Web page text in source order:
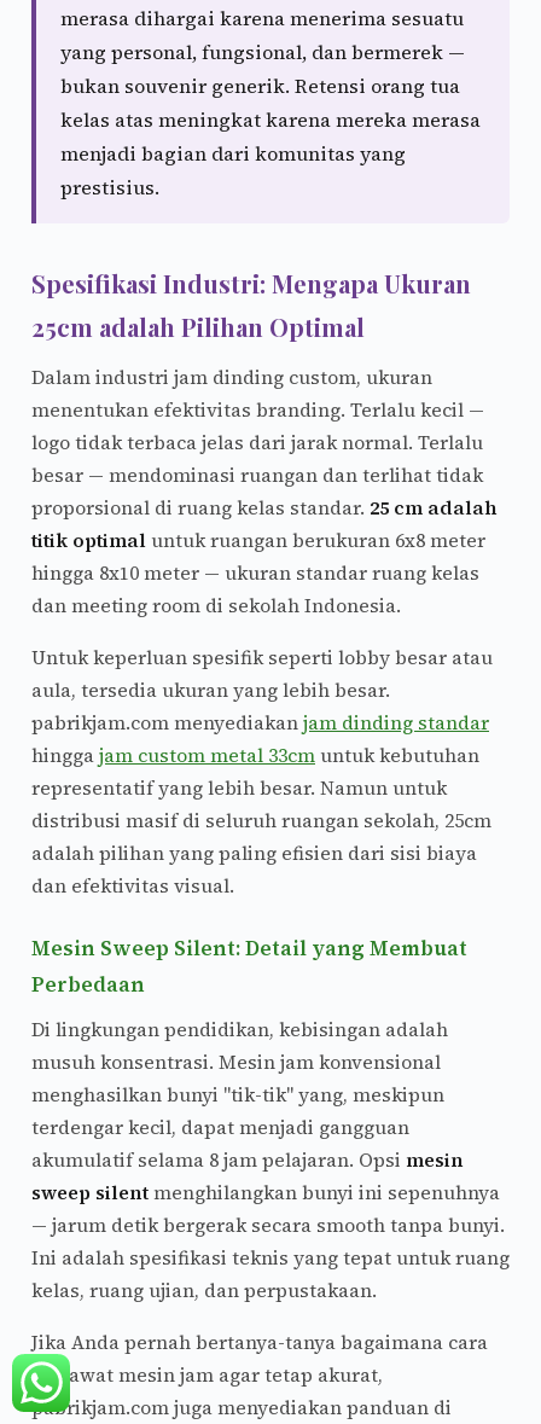
merasa dihargai karena menerima sesuatu
yang personal, fungsional, dan bermerek —
bukan souvenir generik. Retensi orang tua
kelas atas meningkat karena mereka merasa
menjadi bagian dari komunitas yang
prestisius.
Spesifikasi Industri: Mengapa Ukuran
25cm adalah Pilihan Optimal
Dalam industri jam dinding custom, ukuran
menentukan efektivitas branding. Terlalu kecil —
logo tidak terbaca jelas dari jarak normal. Terlalu
besar — mendominasi ruangan dan terlihat tidak
proporsional di ruang kelas standar. 25 cm adalah
titik optimaluntuk ruangan berukuran 6x8 meter
hingga 8x10 meter — ukuran standar ruang kelas
dan meeting room di sekolah Indonesia.
Untuk keperluan spesifik seperti lobby besar atau
aula, tersedia ukuran yang lebih besar.
pabrikjam.com menyediakanjam dinding standar
hinggajam custom metal 33cmuntuk kebutuhan
representatif yang lebih besar. Namun untuk
distribusi masif di seluruh ruangan sekolah, 25cm
adalah pilihan yang paling efisien dari sisi biaya
dan efektivitas visual.
Mesin Sweep Silent: Detail yang Membuat
Perbedaan
Di lingkungan pendidikan, kebisingan adalah
musuh konsentrasi. Mesin jam konvensional
menghasilkan bunyi "tik-tik" yang, meskipun
terdengar kecil, dapat menjadi gangguan
akumulatif selama 8 jam pelajaran. Opsi mesin
sweep silentmenghilangkan bunyi ini sepenuhnya
— jarum detik bergerak secara smooth tanpa bunyi.
Ini adalah spesifikasi teknis yang tepat untuk ruang
kelas, ruang ujian, dan perpustakaan.
Jika Anda pernah bertanya-tanya bagaimana cara
merawat mesin jam agar tetap akurat,
pabrikjam.com juga menyediakan panduan di